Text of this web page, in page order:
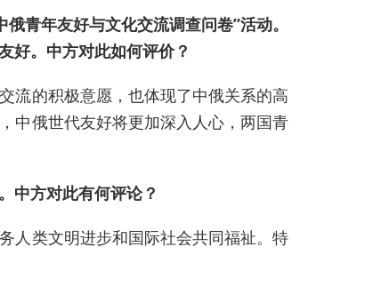
青年友好与文化交流调查问卷”活动。
好。中方对此如何评价？
流的积极意愿，也体现了中俄关系的高
中俄世代友好将更加深入人心，两国青
中方对此有何评论？
人类文明进步和国际社会共同福祉。特